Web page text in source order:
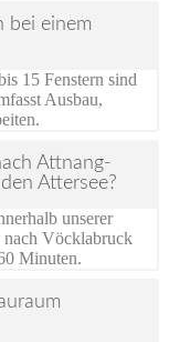
bei einem
15 Fenstern sind
Ausbau,
Attnang-
Attersee?
unserer
nach Vöcklabruck
Minuten.